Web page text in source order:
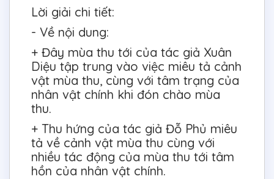
Lời giải chi tiết:
- Về nội dung:
+ Đây mùa thu tới của tác giả Xuân
Diệu tập trung vào việc miêu tả cảnh
vật mùa thu, cùng với tâm trạng của
nhân vật chính khi đón chào mùa
thu.
+ Thu hứng của tác giả Đỗ Phủ miêu
tả về cảnh vật mùa thu cùng với
nhiều tác động của mùa thu tới tâm
hồn của nhân vật chính.